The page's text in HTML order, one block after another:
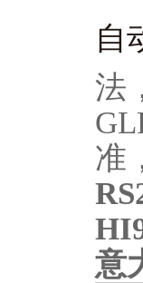
自
法
准
意